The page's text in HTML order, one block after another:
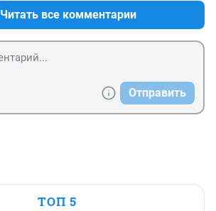
Читать все комментарии
Отправить
ТОП 5